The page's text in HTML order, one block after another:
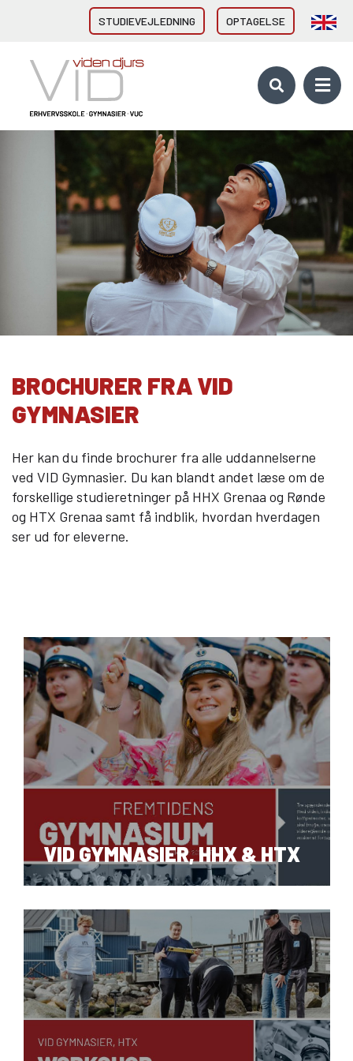
STUDIEVEJLEDNING OPTAGELSE
HHX Grenaa
HHX Rønde
HTX Grenaa
HF-enkeltfag - Grenaa, Hornslet
Brobygning/introforløb
VID ERHVERVSUDDANNELSER
Direkte fra 9/10. klasse
Erhvervsuddannelser (EUD, EUX)
Brobygning/introforløb
10. KLASSE
COLLEGE TILBUD
Kalø Økologisk Landbrugsskole
VID DETAIL
Elevuddannelser
VUC OG EFTERUDDANNELSE
VUC (HF-enkeltfag, AVU, FVU, OBU)
Efteruddannelse (AMU)
Om Viden Djurs
Læreplads og virksomheder
Skolehjem/Campus
Personale
Nyheder
Elevfortællinger
Job på Viden Djurs
Kvalitet
Brochurereol
Oplæsning af tekst
BROCHURER FRA VID
GYMNASIER
Her kan du finde brochurer fra alle uddannelserne
ved VID Gymnasier. Du kan blandt andet læse om de
forskellige studieretninger på HHX Grenaa og Rønde
og HTX Grenaa samt få indblik, hvordan hverdagen
ser ud for eleverne.
VID GYMNASIER, HHX & HTX